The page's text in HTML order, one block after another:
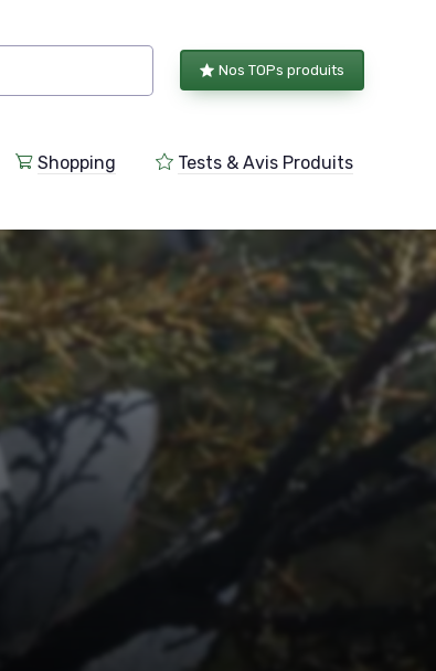
Nos TOPs produits
Shopping Tests & Avis Produits